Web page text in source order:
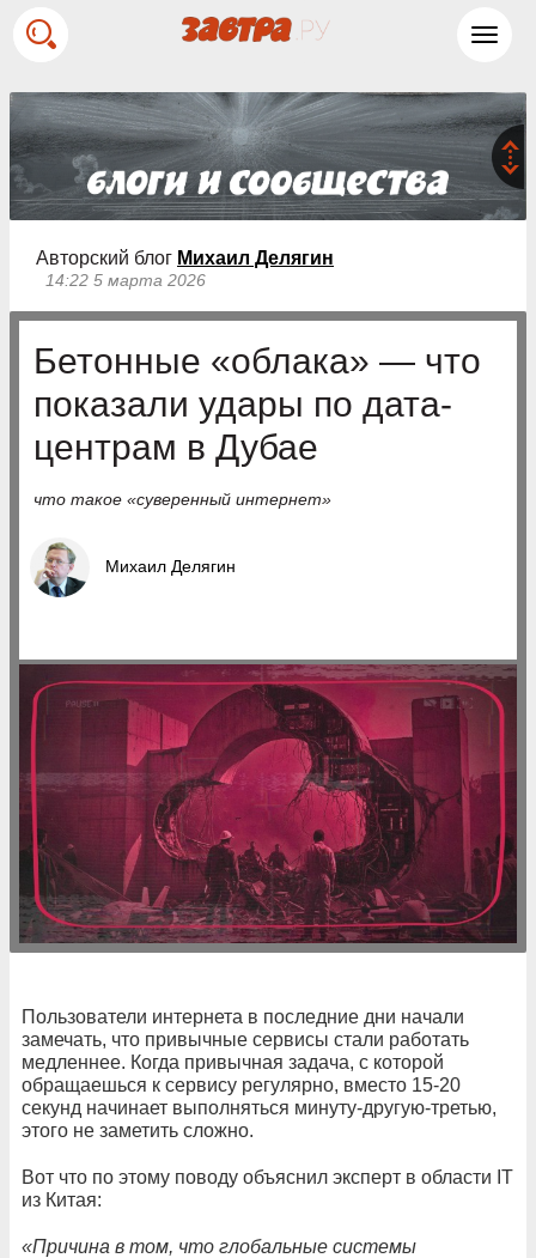
Авторский блог Михаил Делягин
14:22 5 марта 2026
Бетонные «облака» — что
показали удары по дата-
центрам в Дубае
что такое «суверенный интернет»
Михаил Делягин
Пользователи интернета в последние дни начали
замечать, что привычные сервисы стали работать
медленнее. Когда привычная задача, с которой
обращаешься к сервису регулярно, вместо 15-20
секунд начинает выполняться минуту-другую-третью,
этого не заметить сложно.
Вот что по этому поводу объяснил эксперт в области IT
из Китая:
«Причина в том, что глобальные системы